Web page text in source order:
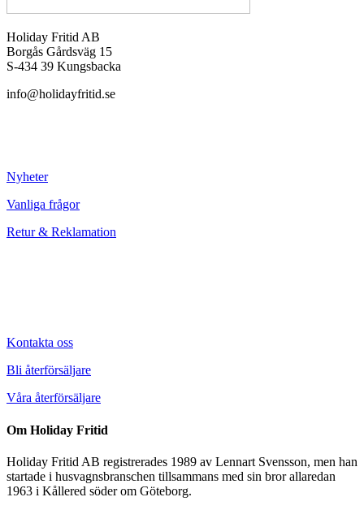
Holiday Fritid AB
Borgås Gårdsväg 15
S-434 39 Kungsbacka
info@holidayfritid.se
Nyheter
Vanliga frågor
Retur & Reklamation
Kontakta oss
Bli återförsäljare
Våra återförsäljare
Om Holiday Fritid
Holiday Fritid AB registrerades 1989 av Lennart Svensson, men han
startade i husvagnsbranschen tillsammans med sin bror allaredan
1963 i Kållered söder om Göteborg.